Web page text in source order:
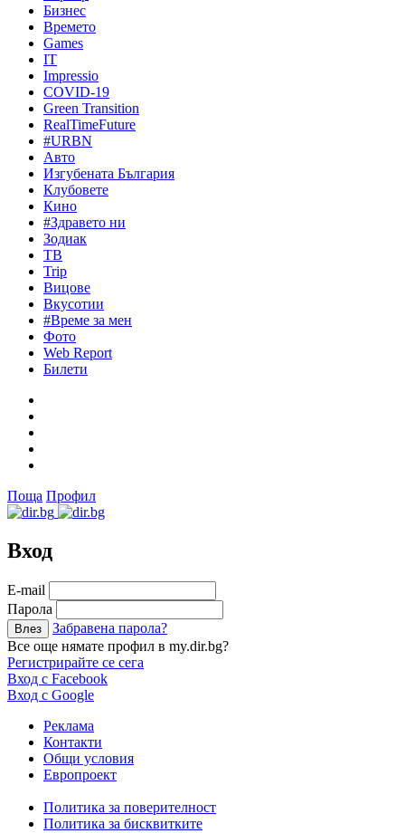
Бизнес
Времето
Games
IT
Impressio
COVID-19
Green Transition
RealTimeFuture
#URBN
Авто
Изгубената България
Клубовете
Кино
#Здравето ни
Зодиак
ТВ
Trip
Вицове
Вкусотии
#Време за мен
Фото
Web Report
Билети
Поща Профил
Вход
Е-mail
Парола
Забравена парола?
Все още нямате профил в my.dir.bg?
Регистрирайте се сега
Вход с Facebook
Вход с Google
Реклама
Контакти
Общи условия
Европроект
Политика за поверителност
Политика за бисквитките